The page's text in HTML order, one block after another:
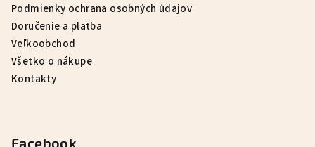
Podmienky ochrana osobných údajov
Doručenie a platba
Veľkoobchod
Všetko o nákupe
Kontakty
Facebook